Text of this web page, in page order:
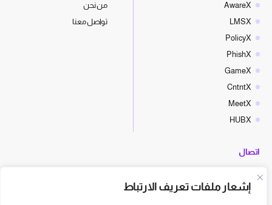
إشعار ملفات تعريف الارتباط
AwareX
LMSX
PolicyX
PhishX
GameX
CntntX
MeetX
HUBX
من نحن
تواصل معنا
اتصال
hello@cyberx.world